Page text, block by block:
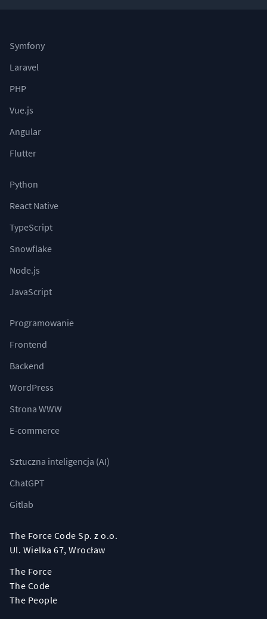
Symfony
Laravel
PHP
Vue.js
Angular
Flutter
Python
React Native
TypeScript
Snowflake
Node.js
JavaScript
Programowanie
Frontend
Backend
WordPress
Strona WWW
E-commerce
Sztuczna inteligencja (AI)
ChatGPT
Gitlab
The Force Code Sp. z o.o.
Ul. Wielka 67, Wrocław
The Force
The Code
The People